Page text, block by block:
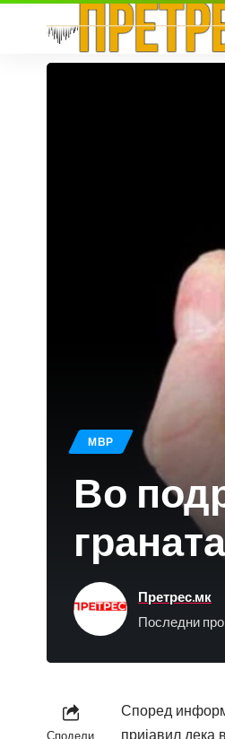
МВР
Во
Последни
Претрес.мк
Сподели
Според
пријавил дека